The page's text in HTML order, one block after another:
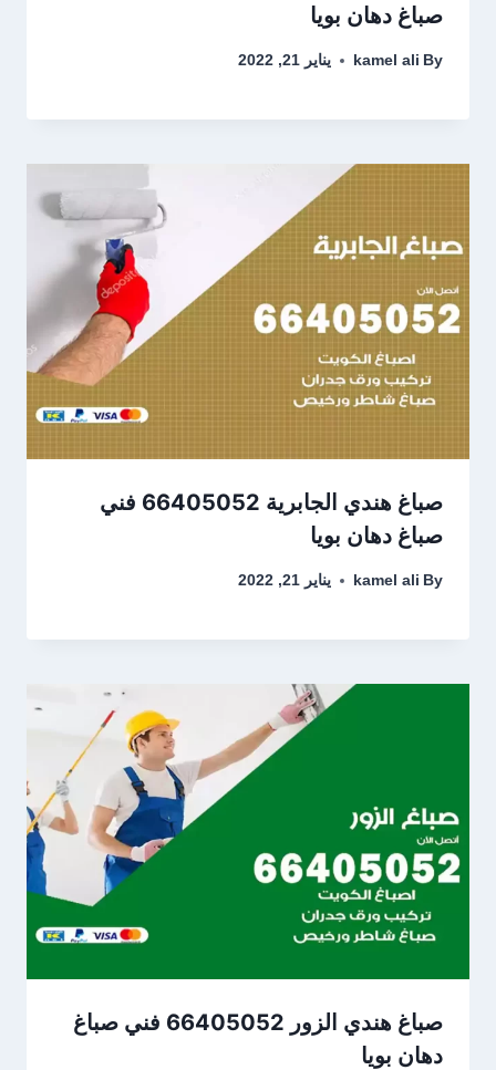
صباغ دهان بويا
By
kamel ali يناير 21, 2022
صباغ هندي الجابرية 66405052 فني
صباغ دهان بويا
By
kamel ali يناير 21, 2022
صباغ هندي الزور 66405052 فني صباغ
دهان بويا